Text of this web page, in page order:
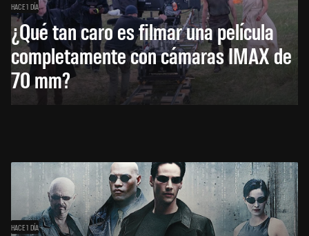
HACE 1 DÍA
¿Qué tan caro es filmar una película
completamente con cámaras IMAX de
70 mm?
HACE 1 DÍA